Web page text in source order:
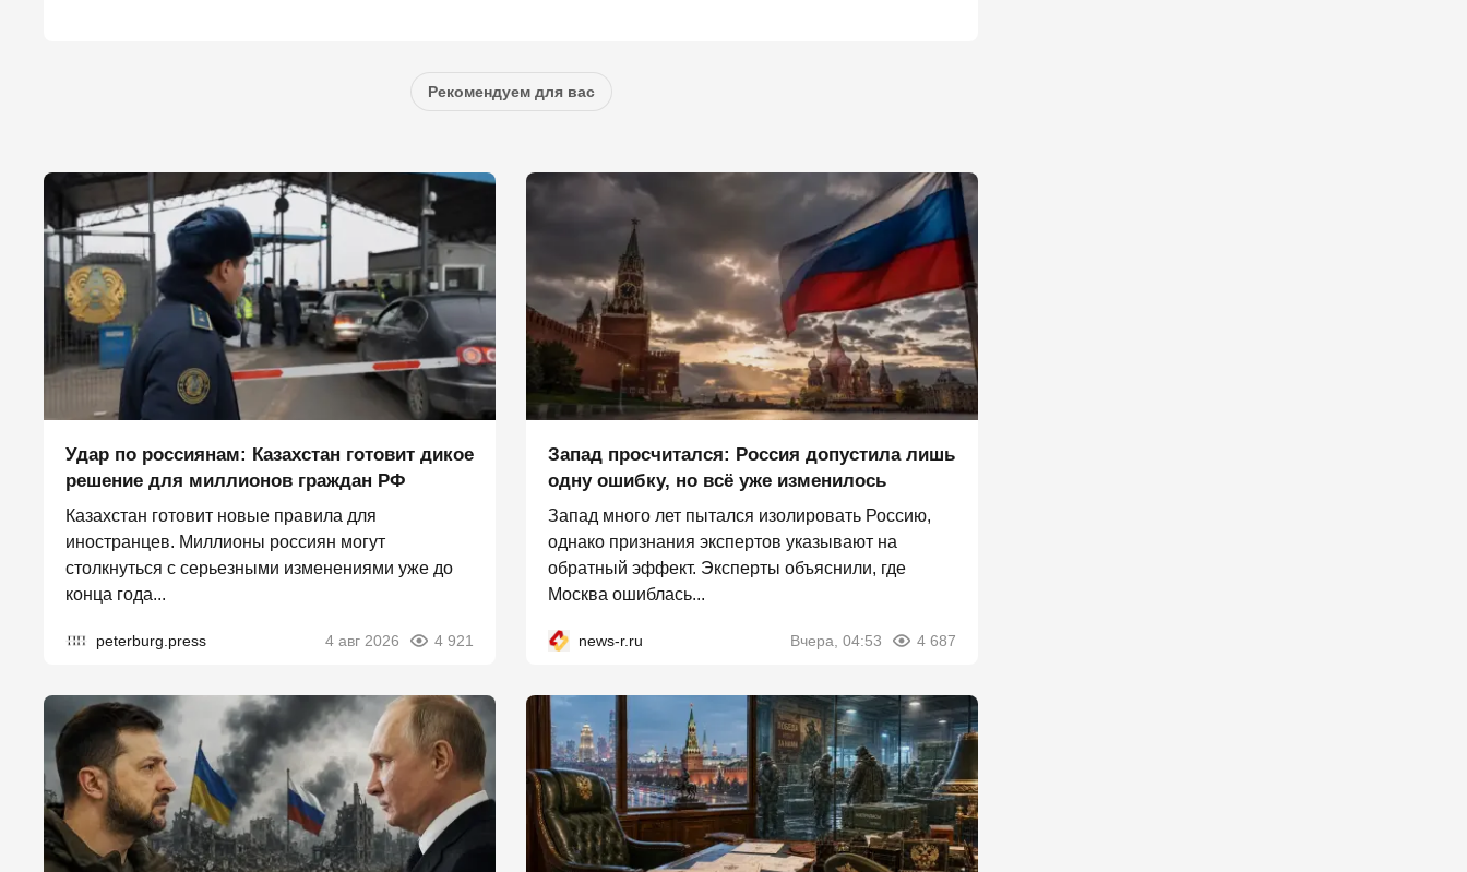
Рекомендуем для вас
Удар по россиянам: Казахстан готовит дикое
решение для миллионов граждан РФ
Казахстан готовит новые правила для
иностранцев. Миллионы россиян могут
столкнуться с серьезными изменениями уже до
конца года...
peterburg.press 4 авг 2026 4 921
Запад просчитался: Россия допустила лишь
одну ошибку, но всё уже изменилось
Запад много лет пытался изолировать Россию,
однако признания экспертов указывают на
обратный эффект. Эксперты объяснили, где
Москва ошиблась...
news-r.ru Вчера, 04:53 4 687